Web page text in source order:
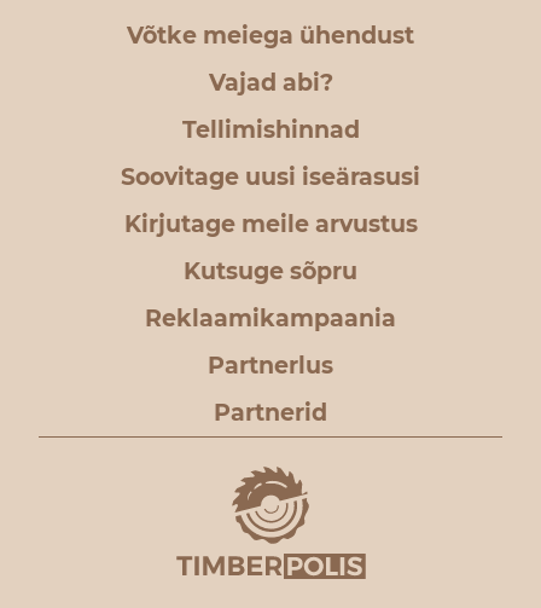
Võtke meiega ühendust
Vajad abi?
Tellimishinnad
Soovitage uusi iseärasusi
Kirjutage meile arvustus
Kutsuge sõpru
Reklaamikampaania
Partnerlus
Partnerid